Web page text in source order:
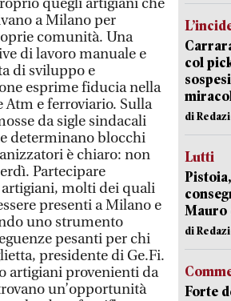
quegli artigiani che
a Milano per
comunità. Una
di lavoro manuale e
di sviluppo e
esprime fiducia nella
e ferroviario. Sulla
da sigle sindacali
determinano blocchi
è chiaro: non
Partecipare
artigiani, molti dei quali
presenti a Milano e
uno strumento
pesanti per chi
presidente di Ge.Fi.
artigiani provenienti da
un’opportunità
col
di
Lutti
Mauro
di
Forte